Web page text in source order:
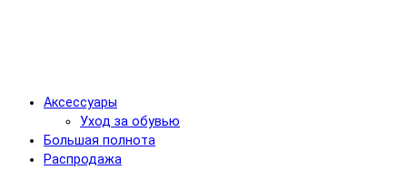
Аксессуары
Уход за обувью
Большая полнота
Распродажа